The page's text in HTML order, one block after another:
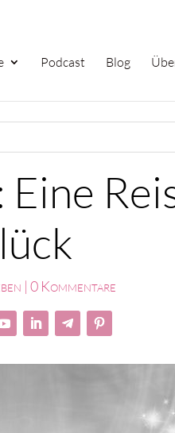
Podcast Blog
| 0 Kommentare